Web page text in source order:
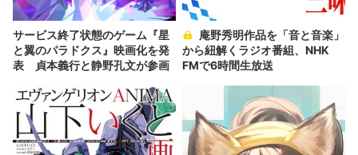
サービス終了状態のゲーム『星
と翼のパラドクス』映画化を発
表 貞本義行と静野孔文が参画
から紐解くラジオ番組、NHK
FMで6時間生放送